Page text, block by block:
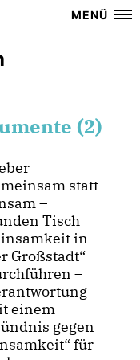
MENÜ
(2)
statt
–
Tisch
in
Großstadt“
–
einem
gegen
für